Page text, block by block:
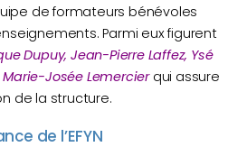
de formateurs bénévoles
Parmi eux figurent
Dupuy, Jean-Pierre Laffez, Ysé
Marie-Josée Lemercierqui assure
de la structure.
de l’EFYN